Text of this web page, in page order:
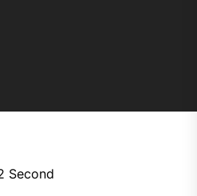
Second